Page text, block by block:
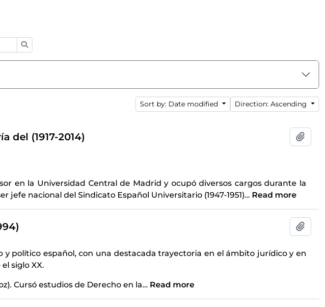
Sort by: Date modified Direction: Ascending
del (1917-2014)
en la Universidad Central de Madrid y ocupó diversos cargos durante la
jefe nacional del Sindicato Español Universitario (1947-1951)… Read more
político español, con una destacada trayectoria en el ámbito jurídico y en
siglo XX.
Cursó estudios de Derecho en la… Read more